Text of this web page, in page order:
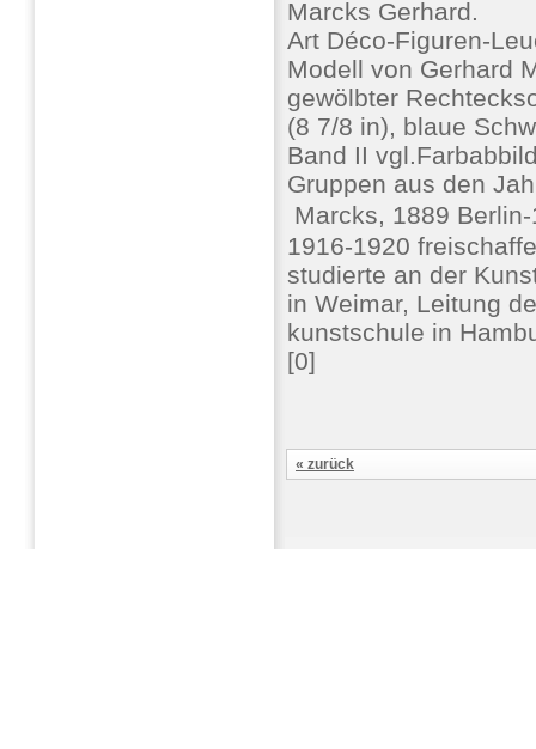
Marcks Gerhard.
Art Déco-Figuren-
Modell von Gerhard
gewölbter
(8 7/8 in), blaue
Band II
Gruppen aus den
Marcks, 1889
1916-1920
studierte an der
in Weimar, Leitung
kunstschule in
[0]
« zurück